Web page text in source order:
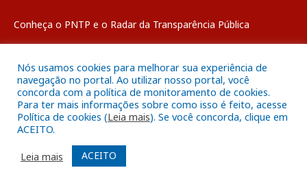
Conheça o PNTP e o Radar da Transparência Pública
Todos os direitos reservados a Câmara Municipal de Breves
Mapa do Site
Acessar o Webmail
Nós usamos cookies para melhorar sua experiência de
navegação no portal. Ao utilizar nosso portal, você
concorda com a política de monitoramento de cookies.
Para ter mais informações sobre como isso é feito, acesse
Política de cookies (Leia mais). Se você concorda, clique em
ACEITO.
Leia mais
ACEITO